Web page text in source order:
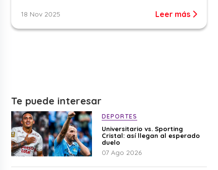
18 Nov 2025 Leer más
Te puede interesar
DEPORTES
Universitario vs. Sporting
Cristal: así llegan al esperado
duelo
07 Ago 2026